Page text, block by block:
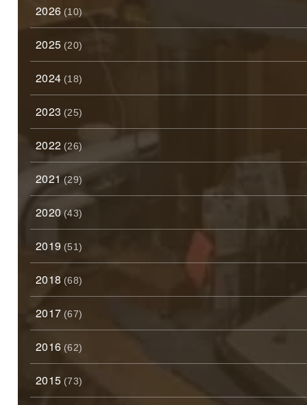
2026 (10)
2025 (20)
2024 (18)
2023 (25)
2022 (26)
2021 (29)
2020 (43)
2019 (51)
2018 (68)
2017 (67)
2016 (62)
2015 (73)